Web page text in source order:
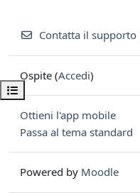
Apri indice del corso
Contatta il supporto
Ospite (Accedi)
Ottieni l'app mobile
Passa al tema standard
Powered by Moodle